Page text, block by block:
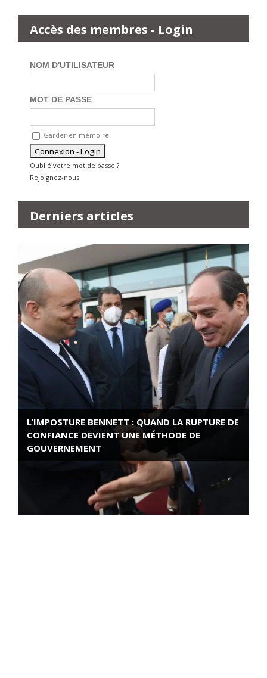
Accès des membres - Login
NOM D'UTILISATEUR
MOT DE PASSE
Garder en mémoire
Oublié votre mot de passe ?
Rejoignez-nous
Derniers articles
L’IMPOSTURE BENNETT : QUAND LA RUPTURE DE
CONFIANCE DEVIENT UNE MÉTHODE DE
GOUVERNEMENT
ROSE VALLAND, HEROÏNE DE LA RESISTANCE